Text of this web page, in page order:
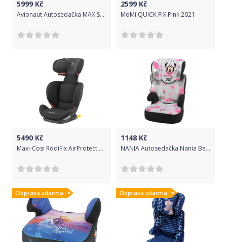
5999 Kč
Avionaut Autosedačka MAX SPACE ISOFIX 15-36 kg/100-150 cm modrá
2599 Kč
MoMi QUICK FIX Pink 2021
5490 Kč
Maxi-Cosi RodiFix AirProtect autosedačka Authentic Black
1148 Kč
NANIA Autosedačka Nania Befix Sp Minnie 2018
Doprava zdarma Doprava zdarma